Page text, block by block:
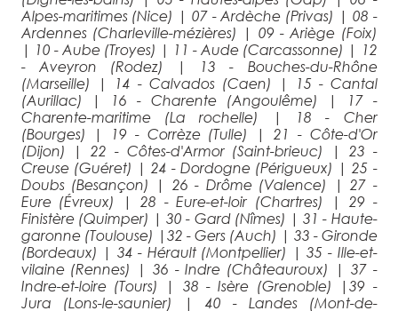
Alpes-maritimes (Nice) | 07 - Ardèche (Privas) | 08 -
Ardennes (Charleville-mézières)
| 09 - Ariège (Foix)
|
10 - Aube (Troyes) | 11 - Aude (Carcassonne) |
12
- Aveyron (Rodez)
|
13 - Bouches-du-Rhône
(Marseille)
| 14 - Calvados (Caen) |
15 - Cantal
(Aurillac)
| 16 - Charente (Angoulême) |
17 -
Charente-maritime (La rochelle)
|
18 - Cher
(Bourges)
| 19 - Corrèze (Tulle) | 21 - Côte-d'Or
(Dijon)
| 22 - Côtes-d'Armor (Saint-brieuc) | 23 -
Creuse (Guéret) | 24 - Dordogne (Périgueux) | 25 -
Doubs (Besançon)
| 26 - Drôme (Valence) | 27 -
Eure (Évreux)
| 28 - Eure-et-loir (Chartres) | 29 -
Finistère (Quimper) |30 - Gard (Nîmes) |31 - Haute-
garonne (Toulouse) | 32 - Gers (Auch) | 33 - Gironde
(Bordeaux) | 34 - Hérault (Montpellier) |35 - Ille-et-
vilaine (Rennes)
| 36 - Indre (Châteauroux) | 37 -
Indre-et-loire (Tours)
| 38 - Isère (Grenoble) |39 -
Jura (Lons-le-saunier)
|40 - Landes (Mont-de-